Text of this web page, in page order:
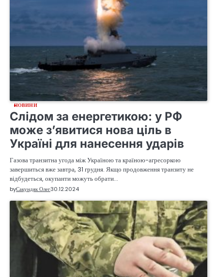
НОВИНИ
Слідом за енергетикою: у РФ
може з’явитися нова ціль в
Україні для нанесення ударів
Газова транзитна угода між Україною та країною-агресоркою
завершиться вже завтра, 31 грудня. Якщо продовження транзиту не
відбудеться, окупанти можуть обрати…
byСакундяк Олег30.12.2024